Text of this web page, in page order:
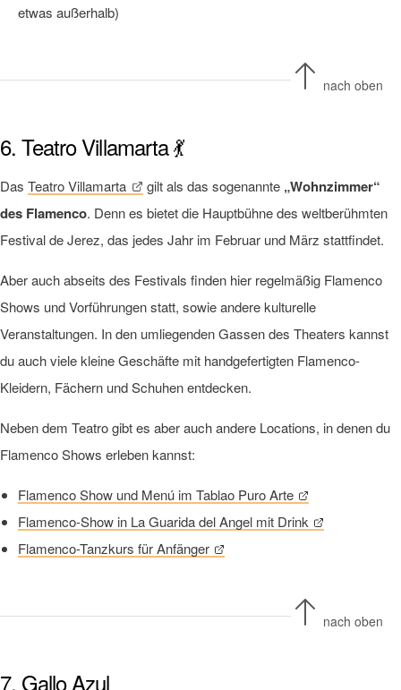
etwas außerhalb)
nach oben
6. Teatro Villamarta 💃
Das Teatro Villamarta gilt als das sogenannte „Wohnzimmer“
des Flamenco. Denn es bietet die Hauptbühne des weltberühmten
Festival de Jerez, das jedes Jahr im Februar und März stattfindet.
Aber auch abseits des Festivals finden hier regelmäßig Flamenco
Shows und Vorführungen statt, sowie andere kulturelle
Veranstaltungen. In den umliegenden Gassen des Theaters kannst
du auch viele kleine Geschäfte mit handgefertigten Flamenco-
Kleidern, Fächern und Schuhen entdecken.
Neben dem Teatro gibt es aber auch andere Locations, in denen du
Flamenco Shows erleben kannst:
Flamenco Show und Menú im Tablao Puro Arte
Flamenco-Show in La Guarida del Angel mit Drink
Flamenco-Tanzkurs für Anfänger
nach oben
7. Gallo Azul